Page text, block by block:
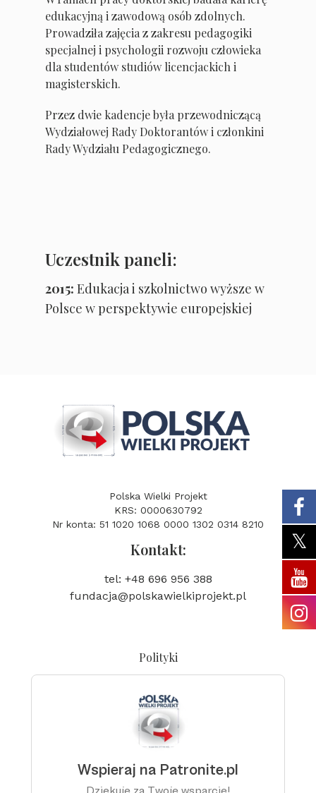
edukacyjną i zawodową osób zdolnych.
Prowadziła zajęcia z zakresu pedagogiki
specjalnej i psychologii rozwoju człowieka
dla studentów studiów licencjackich i
magisterskich.
Przez dwie kadencje była przewodniczącą
Wydziałowej Rady Doktorantów i członkini
Rady Wydziału Pedagogicznego.
Uczestnik paneli:
2015: Edukacja i szkolnictwo wyższe w
Polsce w perspektywie europejskiej
Polska Wielki Projekt
KRS: 0000630792
Nr konta: 51 1020 1068 0000 1302 0314 8210
Kontakt:
tel: +48 696 956 388
fundacja@polskawielkiprojekt.pl
Polityki